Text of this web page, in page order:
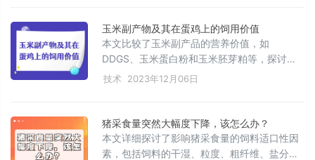
科学的管理和技术指导。
玉米副产物及其在蛋鸡上的饲用价值
本文比较了玉米副产品的营养价值，如
DDGS、玉米蛋白粉和玉米胚芽粕等，探讨了
它们在蛋鸡饲料中的应用，包括其营养价值、
时应注意氨基酸平衡、抗营养因子含量和可能
的毒素问题，建议在饲料配方中合理控制用
量，以提高资源利用率和保证饲料安全性。
技术 2023年12月06日
猪采食量突然大幅度下降，该怎么办？
本文详细探讨了影响猪采食量的饲料适口性因
素，包括饲料的干湿、粒度、粗纤维、盐分、